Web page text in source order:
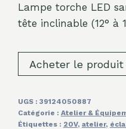
Lampe torche LED
tête inclinable (12° à
Acheter le produit
UGS : 39124050887
Catégorie : Atelier &
Étiquettes : 20V, atelier,